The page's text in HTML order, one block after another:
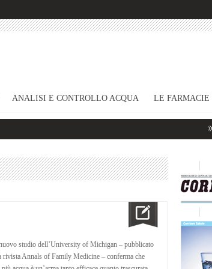
ANALISI E CONTROLLO ACQUA LE FARMACIE
Vuoi
studio dell’University of Michigan – pubblicato
rivista Annals of Family Medicine – conferma che